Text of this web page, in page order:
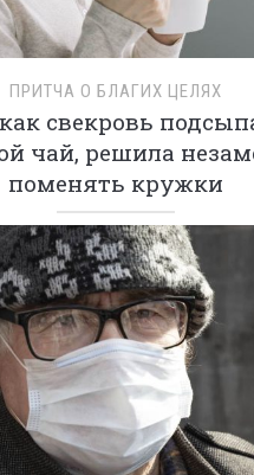
ПРИТЧА О БЛАГИХ ЦЕЛЯХ
свекровь
чай, решила
поменять кружки